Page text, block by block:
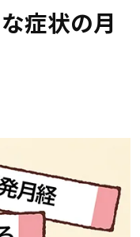
症状の月